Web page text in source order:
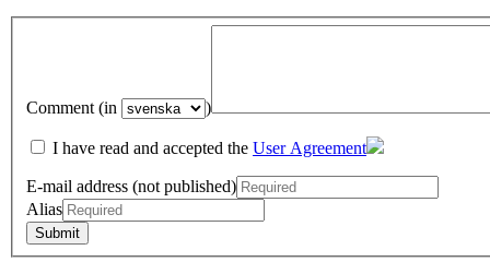
Comment (in )
I have read and accepted the User Agreement
E-mail address (not published)
Alias